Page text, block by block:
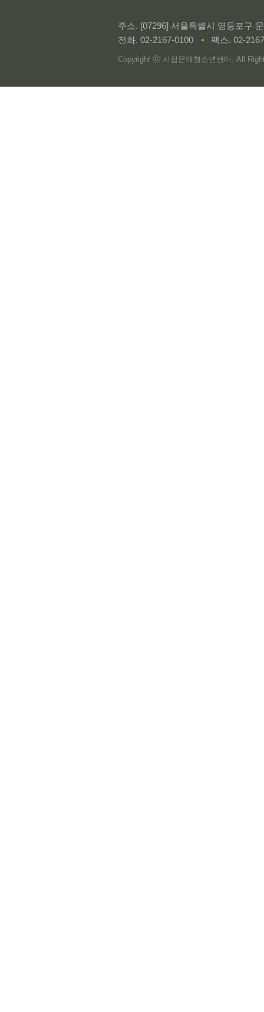
주소. [07296] 서울특별시 영등포구
전화. 02-2167-0100 팩스. 02-
Copyright ⓒ 시립문래청소년센터. All